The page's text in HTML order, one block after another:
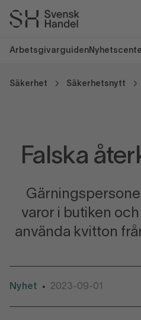
Arbetsgivarguiden
Säkerhet Säkerhetsnytt
Falska
varor i butiken
använda kvitton
Nyhet • 2023-09-01